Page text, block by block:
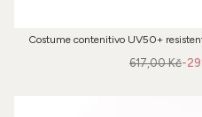
Costume contenitivo UV50+
-
617,00 Kč